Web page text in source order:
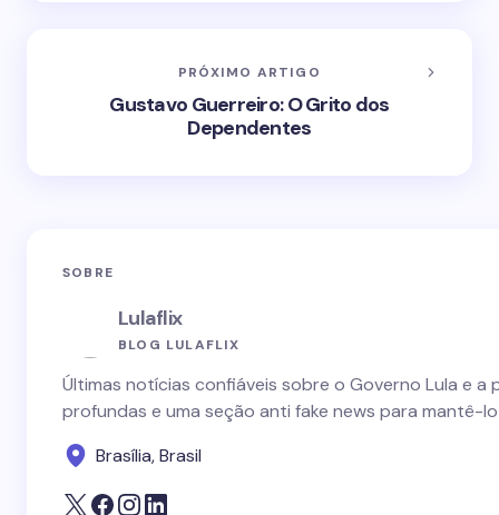
PRÓXIMO ARTIGO
Gustavo Guerreiro: O Grito dos
Dependentes
SOBRE
Lulaflix
BLOG LULAFLIX
Últimas notícias confiáveis sobre o Governo Lula e
profundas e uma seção anti fake news para mantê-
Brasília, Brasil